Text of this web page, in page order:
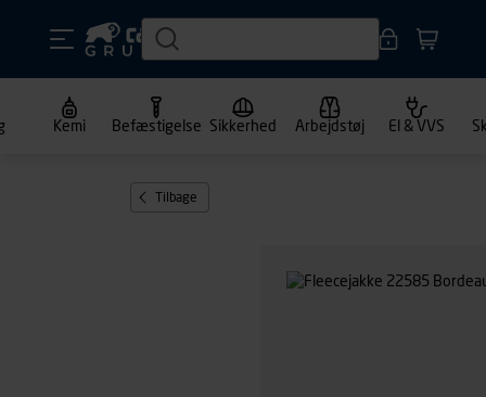
Kemi Befæstigelse Sikkerhed Arbejdstøj El & VVS
Tilbage